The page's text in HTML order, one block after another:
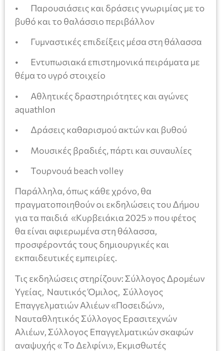
• Παρουσιάσεις και δράσεις γνωριμίας με το
βυθό και το θαλάσσιο περιβάλλον
• Γυμναστικές επιδείξεις μέσα στη θάλασσα
• Εντυπωσιακά επιστημονικά πειράματα με
θέμα το υγρό στοιχείο
• Αθλητικές δραστηριότητες και αγώνες
aquathlon
• Δράσεις καθαρισμού ακτών και βυθού
• Μουσικές βραδιές, πάρτι και συναυλίες
• Τουρνουά beach volley
Παράλληλα, όπως κάθε χρόνο, θα
πραγματοποιηθούν οι εκδηλώσεις του Δήμου
για τα παιδιά «Κυρβειάκια 2025 » που φέτος
θα είναι αφιερωμένα στη θάλασσα,
προσφέροντάς τους δημιουργικές και
εκπαιδευτικές εμπειρίες.
Τις εκδηλώσεις στηρίζουν: Σύλλογος Δρομέων
Υγείας, Ναυτικός Όμιλος, Σύλλογος
Επαγγελματιών Αλιέων «Ποσειδών»,
Ναυταθλητικός Σύλλογος Ερασιτεχνών
Αλιέων, Σύλλογος Επαγγελματικών σκαφών
αναψυχής « Το Δελφίνι», Εκμισθωτές